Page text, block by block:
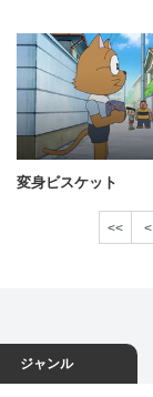
変身ビスケット
<< <
ジャンル